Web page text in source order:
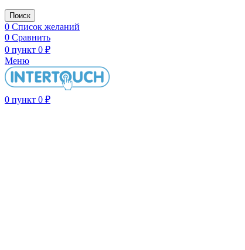
Поиск
0 Список желаний
0 Сравнить
0 пункт 0 ₽
Меню
0 пункт 0 ₽